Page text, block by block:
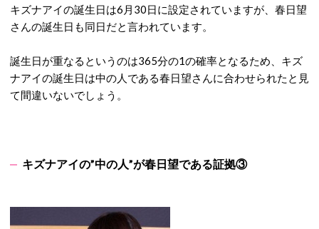
キズナアイの誕生日は6月30日に設定されていますが、春日望
さんの誕生日も同日だと言われています。
誕生日が重なるというのは365分の1の確率となるため、キズ
ナアイの誕生日は中の人である春日望さんに合わせられたと見
て間違いないでしょう。
キズナアイの”中の人”が春日望である証拠③